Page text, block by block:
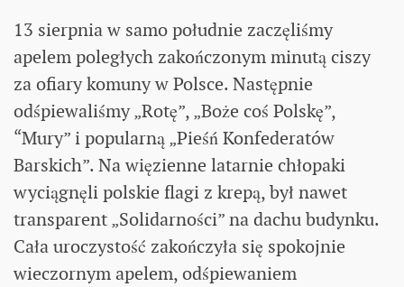
13 sierpnia w samo południe zaczęliśmy
apelem poległych zakończonym minutą ciszy
za ofiary komuny w Polsce. Następnie
odśpiewaliśmy „Rotę”, „Boże coś Polskę”,
“Mury” i popularną „Pieśń Konfederatów
Barskich”. Na więzienne latarnie chłopaki
wyciągnęli polskie flagi z krepą, był nawet
transparent „Solidarności” na dachu budynku.
Cała uroczystość zakończyła się spokojnie
wieczornym apelem, odśpiewaniem